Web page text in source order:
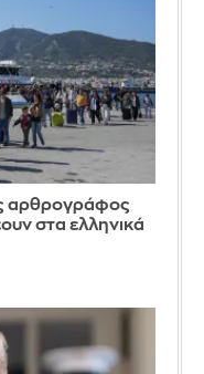
αρθρογράφος
στα ελληνικά